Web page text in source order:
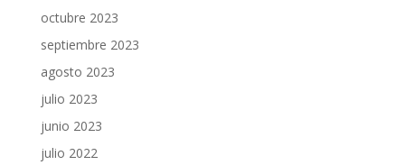
octubre 2023
septiembre 2023
agosto 2023
julio 2023
junio 2023
julio 2022